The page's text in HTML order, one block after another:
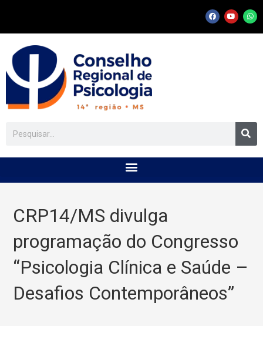
CRP14/MS divulga
programação do Congresso
“Psicologia Clínica e Saúde –
Desafios Contemporâneos”